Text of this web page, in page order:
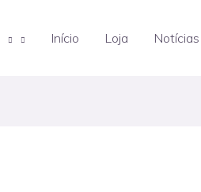
Início Loja Notícias